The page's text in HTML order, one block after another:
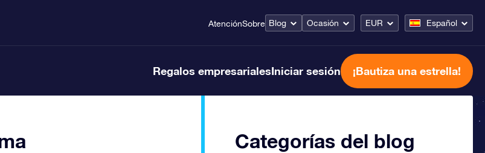
AtenciónSobre Blog Ocasión EUR Español
Regalos empresarialesIniciar sesión ¡Bautiza una estrella!
Categorías del blog